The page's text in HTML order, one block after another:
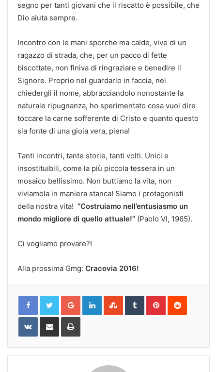
segno per tanti giovani che il riscatto è possibile, che
Dio aiuta sempre.
Incontro con le mani sporche ma calde, vive di un
ragazzo di strada, che, per un pacco di fette
biscottate, non finiva di ringraziare e benedire il
Signore. Proprio nel guardarlo in faccia, nel
chiedergli il nome, abbracciandolo nonostante la
naturale ripugnanza, ho sperimentato cosa vuol dire
toccare la carne sofferente di Cristo e quanto questo
sia fonte di una gioia vera, piena!
Tanti incontri, tante storie, tanti volti. Unici e
insostituibili, come la più piccola tessera in un
mosaico bellissimo. Non buttiamo la vita, non
viviamola in maniera stanca! Siamo i protagonisti
della nostra vita! “Costruiamo nell’entusiasmo un
mondo migliore di quello attuale!” (Paolo VI, 1965).
Ci vogliamo provare?!
Alla prossima Gmg: Cracovia 2016!
Google+LinkedInStumbleUpon
TumblrPinterestReddit
VKontakteShare
Email
Print